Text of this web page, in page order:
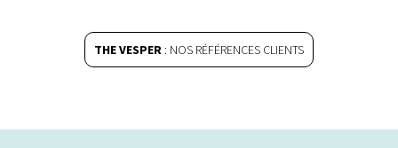
THE VESPER : NOS RÉFÉRENCES CLIENTS